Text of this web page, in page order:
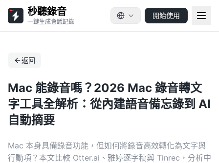
秒聽錄音
一鍵生成會議記錄
開始使用
返回
Mac 能錄音嗎？2026 Mac 錄音轉文
字工具全解析：從內建語音備忘錄到 AI
自動摘要
Mac 本身具備錄音功能，但如何將錄音高效轉化為文字與
行動項？本文比較 Otter.ai、雅婷逐字稿與 Tinrec，分析中